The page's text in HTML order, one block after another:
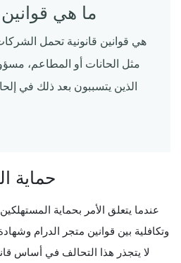
ما هي
مثل الحانات أو المطاعم،
الذين يتسببون بعد ذلك في
حماية
عندما يتعلق الأمر بحماية
وتكافلية بين قوانين متجر الدرام